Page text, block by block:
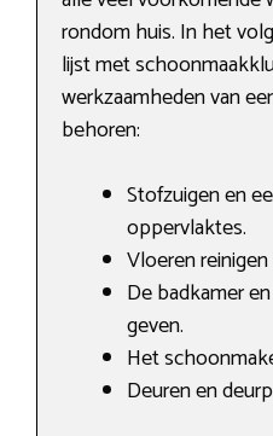
rondom huis. In het
lijst met
werkzaamheden van
behoren:
Stofzuigen en
oppervlaktes.
Vloeren
De badkamer
geven.
Het
Deuren en